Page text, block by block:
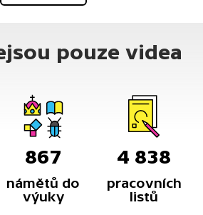
pouze videa
867
námětů do
výuky
4 838
pracovních
listů